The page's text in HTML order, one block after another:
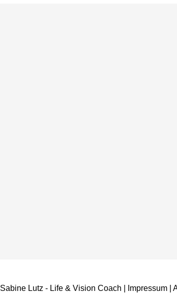
Sabine Lutz - Life & Vision Coach Impressum